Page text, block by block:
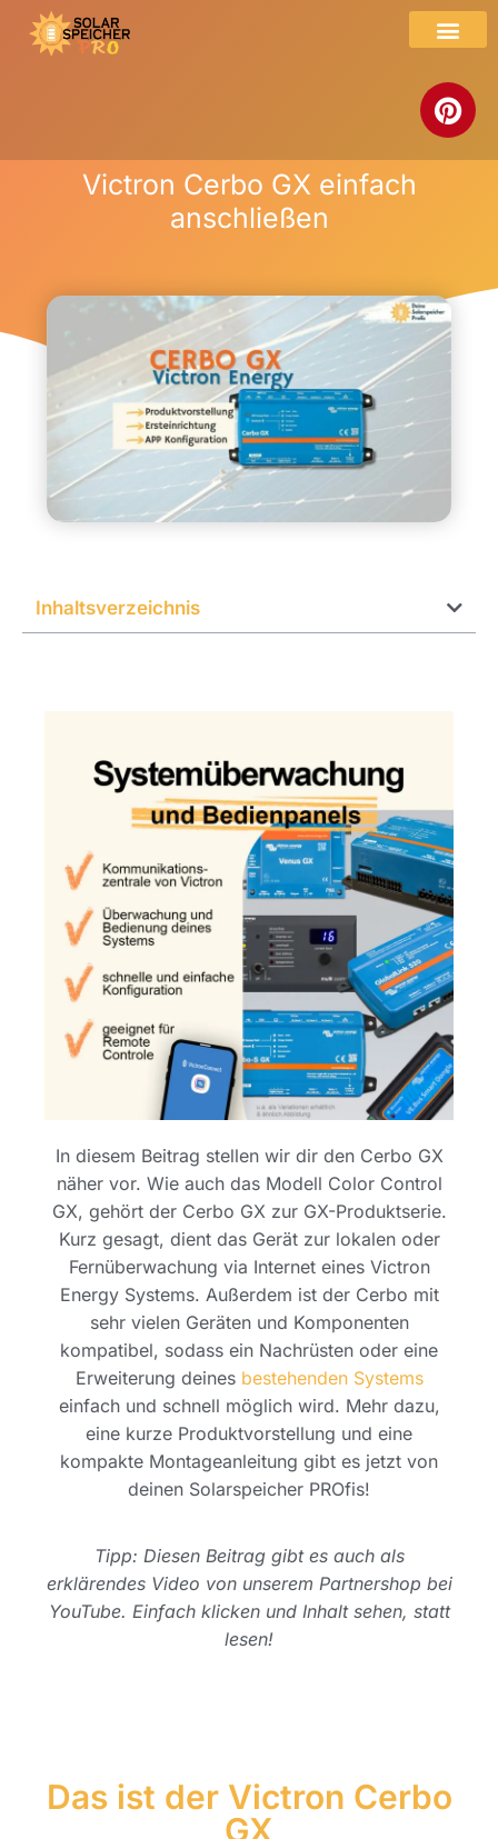
Victron Cerbo GX einfach
anschließen
Inhaltsverzeichnis
In diesem Beitrag stellen wir dir den Cerbo GX
näher vor. Wie auch das Modell Color Control
GX, gehört der Cerbo GX zur GX-Produktserie.
Kurz gesagt, dient das Gerät zur lokalen oder
Fernüberwachung via Internet eines Victron
Energy Systems. Außerdem ist der Cerbo mit
sehr vielen Geräten und Komponenten
kompatibel, sodass ein Nachrüsten oder eine
Erweiterung deines bestehenden Systems
einfach und schnell möglich wird. Mehr dazu,
eine kurze Produktvorstellung und eine
kompakte Montageanleitung gibt es jetzt von
deinen Solarspeicher PROfis!
Tipp: Diesen Beitrag gibt es auch als
erklärendes Video von unserem Partnershop bei
YouTube. Einfach klicken und Inhalt sehen, statt
lesen!
Das ist der Victron Cerbo
GX